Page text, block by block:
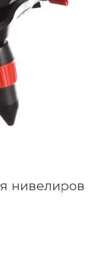
нивелиров